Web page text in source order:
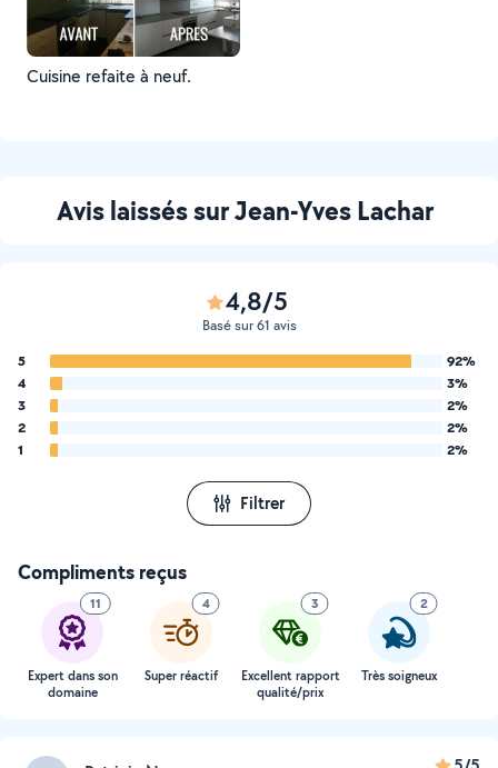
Cuisine refaite à neuf.
Avis laissés sur Jean-Yves Lachar
4,8/5
Basé sur 61 avis
5
92%
4
3%
3
2%
2
2%
1
2%
Filtrer
Compliments reçus
11
Expert dans son
domaine
4
Super réactif
3
Excellent rapport
qualité/prix
2
Très soigneux